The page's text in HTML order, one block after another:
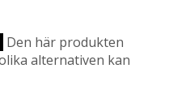
Den här produkten
alternativen kan